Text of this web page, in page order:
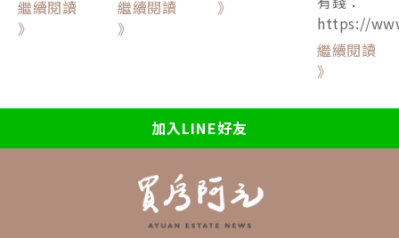
繼續閱讀
》
繼續閱讀
》
》
https://
繼續閱讀
》
加入LINE好友